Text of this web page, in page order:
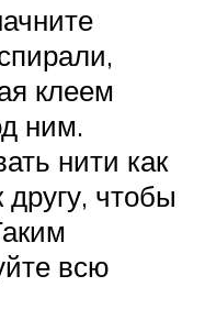
клеем
ним.
нити как
чтобы
всю